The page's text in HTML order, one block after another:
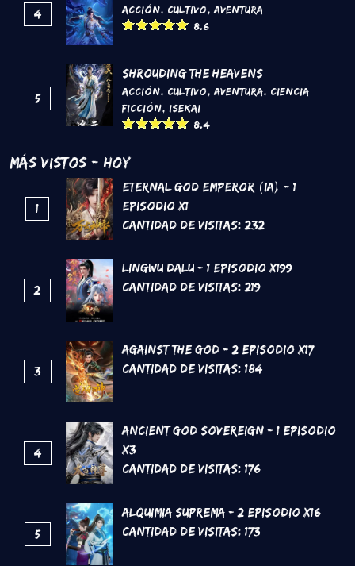
4 Acción, Cultivo,Aventura
8.6
5
Shrouding the Heavens
Acción, Cultivo,Aventura, Ciencia
Ficción, Isekai
8.4
Más Vistos - Hoy
1
Eternal God Emperor (IA) - 1
Episodio x1
Cantidad de Visitas: 232
2
Lingwu Dalu - 1 Episodio x199
Cantidad de Visitas: 219
3
Against the God - 2 Episodio x17
Cantidad de Visitas: 184
4
Ancient God Sovereign - 1 Episodio
x3
Cantidad de Visitas: 176
5
Alquimia Suprema - 2 Episodio x16
Cantidad de Visitas: 173